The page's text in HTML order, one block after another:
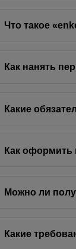
Что такое
Как нанять
Какие
Как оформить
Можно ли
Какие